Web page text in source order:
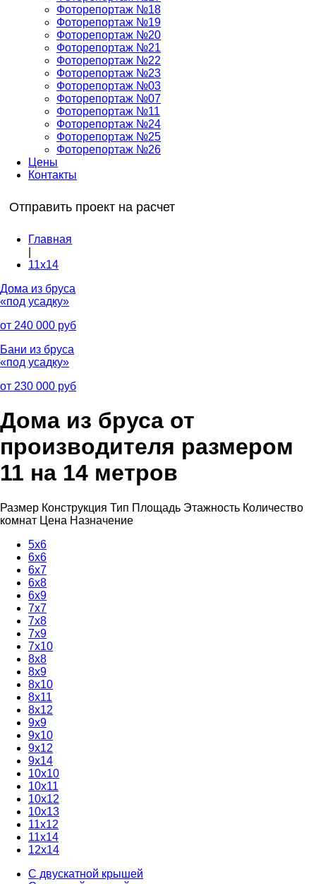
Фоторепортаж №18
Фоторепортаж №19
Фоторепортаж №20
Фоторепортаж №21
Фоторепортаж №22
Фоторепортаж №23
Фоторепортаж №03
Фоторепортаж №07
Фоторепортаж №11
Фоторепортаж №24
Фоторепортаж №25
Фоторепортаж №26
Цены
Контакты
Отправить проект на расчет
Главная
11x14
Дома из бруса
«под усадку»
от 240 000 руб
Бани из бруса
«под усадку»
от 230 000 руб
Дома из бруса от
производителя размером
11 на 14 метров
Размер Конструкция Тип Площадь Этажность Количество
комнат Цена Назначение
5х6
6x6
6x7
6x8
6x9
7x7
7x8
7x9
7x10
8x8
8x9
8x10
8x11
8x12
9x9
9x10
9x12
9x14
10x10
10x11
10x12
10x13
11x12
11x14
12x14
С двускатной крышей